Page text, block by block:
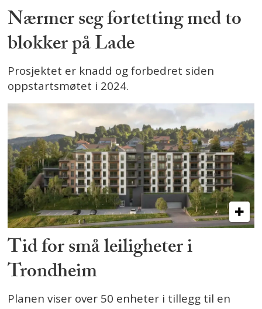
Nærmer seg fortetting med to
blokker på Lade
Prosjektet er knadd og forbedret siden
oppstartsmøtet i 2024.
Tid for små leiligheter i
Trondheim
Planen viser over 50 enheter i tillegg til en